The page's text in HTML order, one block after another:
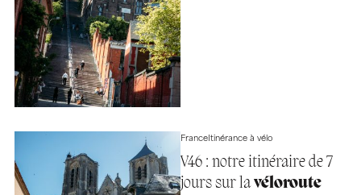
FranceItinérance à vélo
V46 : notre itinéraire de 7
jours sur lavéloroute